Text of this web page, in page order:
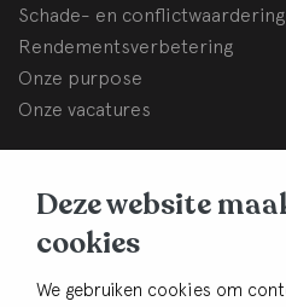
Deze website
cookies
We gebruiken cookies om
Schade- en conflictwaardering
Rendementsverbetering
Onze purpose
Onze vacatures
Korte Brinkweg 37c
3761 EC Soest
Contact